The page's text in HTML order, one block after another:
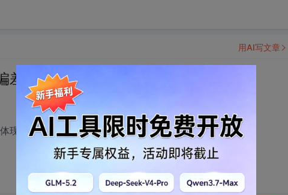
非常大，尤其体现在文本对象上
现在文本对象上
用AI写文章